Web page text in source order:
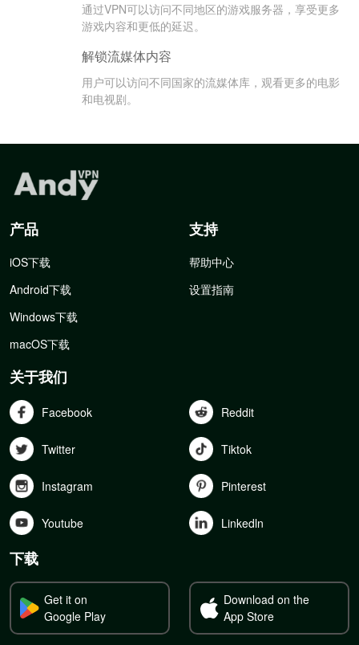
通过VPN可以访问不同地区的游戏服务器，享受更多
游戏内容和更低的延迟。
解锁流媒体内容
用户可以访问不同国家的流媒体库，观看更多的电影
和电视剧。
产品
iOS下载
Android下载
Windows下载
macOS下载
支持
帮助中心
设置指南
关于我们
Facebook Reddit
Twitter Tiktok
Instagram Pinterest
Youtube Linkedln
下载
Get it on
Google Play
Download on the
App Store